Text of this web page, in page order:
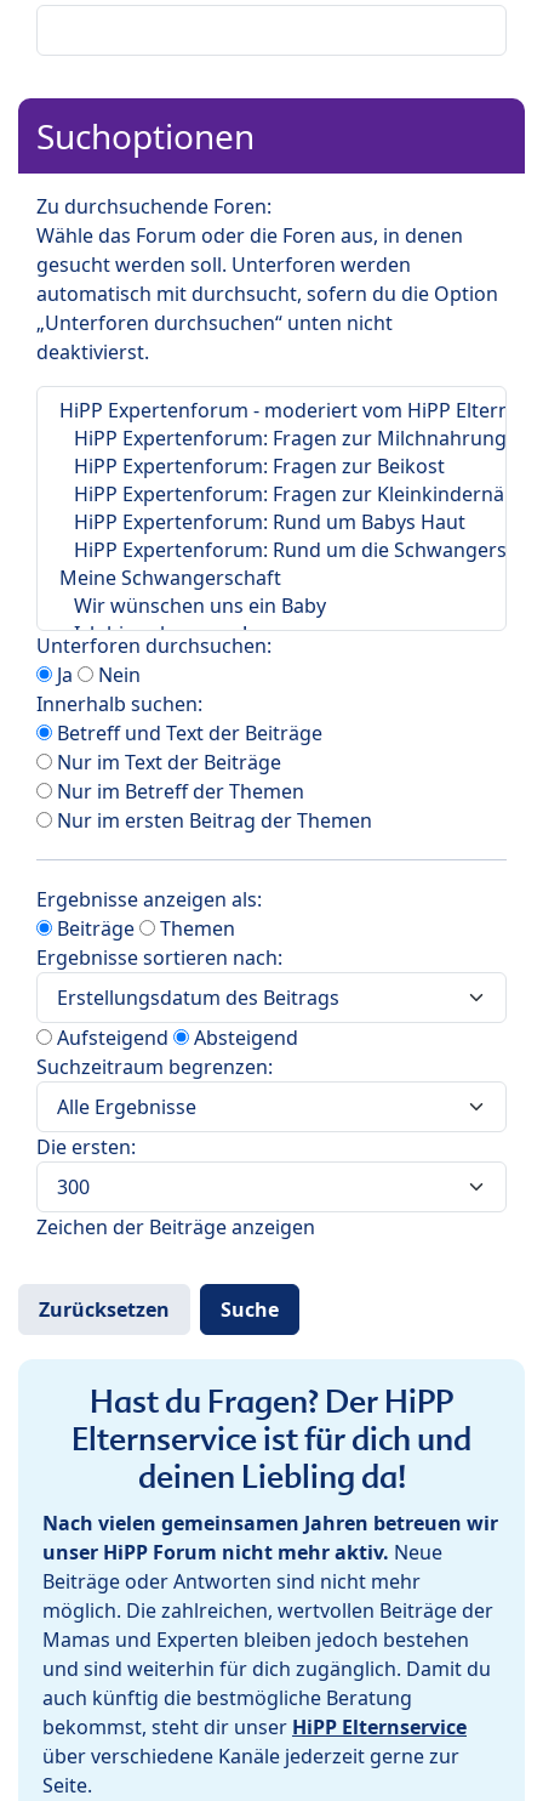
Suchoptionen
Zu durchsuchende Foren:
Wähle das Forum oder die Foren aus, in denen
gesucht werden soll. Unterforen werden
automatisch mit durchsucht, sofern du die Option
„Unterforen durchsuchen“ unten nicht
deaktivierst.
Unterforen durchsuchen:
Ja
Nein
Innerhalb suchen:
Betreff und Text der Beiträge
Nur im Text der Beiträge
Nur im Betreff der Themen
Nur im ersten Beitrag der Themen
Ergebnisse anzeigen als:
Beiträge
Themen
Ergebnisse sortieren nach:
Aufsteigend
Absteigend
Suchzeitraum begrenzen:
Die ersten:
Zeichen der Beiträge anzeigen
Hast du Fragen? Der HiPP
Elternservice ist für dich und
deinen Liebling da!
Nach vielen gemeinsamen Jahren betreuen wir
unser HiPP Forum nicht mehr aktiv. Neue
Beiträge oder Antworten sind nicht mehr
möglich. Die zahlreichen, wertvollen Beiträge der
Mamas und Experten bleiben jedoch bestehen
und sind weiterhin für dich zugänglich. Damit du
auch künftig die bestmögliche Beratung
bekommst, steht dir unser HiPP Elternservice
über verschiedene Kanäle jederzeit gerne zur
Seite.